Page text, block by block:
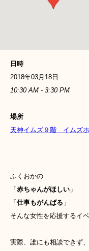
日時
2018年03月18日
10:30 AM - 3:30 PM
場所
天神イムズ９階 イムズ
ふくおかの
「 赤ちゃんがほしい 」
「 仕事もがんばる 」
そんな女性を応援するイベ
実際、誰にも相談できず、